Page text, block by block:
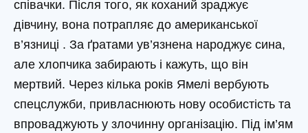
співачки. Після того, як коханий зраджує
дівчину, вона потрапляє до американської
в’язниці . За ґратами ув’язнена народжує сина,
але хлопчика забирають і кажуть, що він
мертвий. Через кілька років Ямелі вербують
спецслужби, привласнюють нову особистість та
впроваджують у злочинну організацію. Під ім’ям